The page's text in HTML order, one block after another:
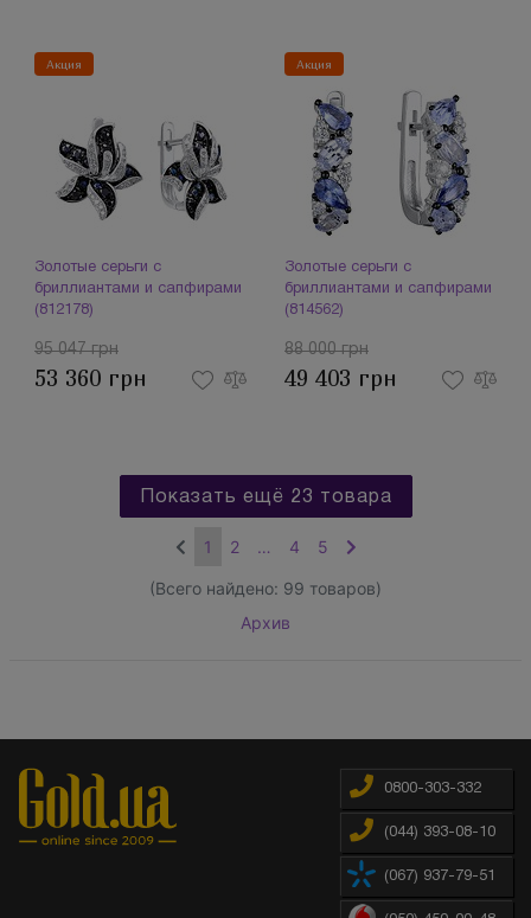
Акция
Золотые серьги с
бриллиантами и сапфирами
(812178)
95 047 грн
53 360 грн
Акция
Золотые серьги с
бриллиантами и сапфирами
(814562)
88 000 грн
49 403 грн
Показать ещё 23 товара
1 2 … 4 5
(Всего найдено: 99 товаров)
Архив
0800-303-332
(044) 393-08-10
(067) 937-79-51